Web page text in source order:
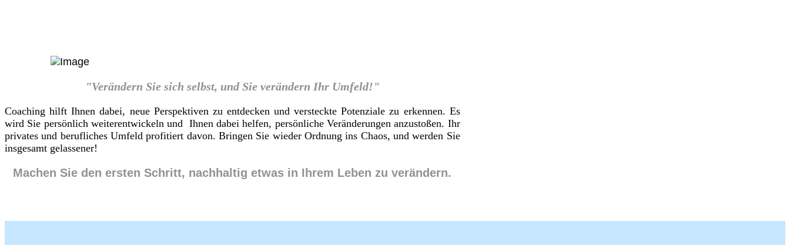
"Verändern Sie sich selbst, und Sie verändern Ihr Umfeld!"
Coaching hilft Ihnen dabei, neue Perspektiven zu entdecken und versteckte Potenziale zu erkennen. Es
wird Sie persönlich weiterentwickeln und Ihnen dabei helfen, persönliche Veränderungen anzustoßen. Ihr
privates und berufliches Umfeld profitiert davon. Bringen Sie wieder Ordnung ins Chaos, und werden Sie
insgesamt gelassener!
Machen Sie den ersten Schritt, nachhaltig etwas in Ihrem Leben zu verändern.